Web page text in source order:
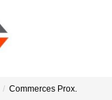
Commerces Prox.